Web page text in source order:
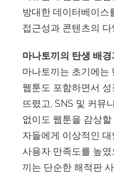
방대한 데이터베이스
접근성과 콘텐츠의
마나토끼의 탄생 배
마나토끼는 초기에는
웹툰도 포함하면서
뜨렸고, SNS 및 커뮤
없이도 웹툰을 감상
자들에게 이상적인
사용자 만족도를 높
끼는 단순한 해적판